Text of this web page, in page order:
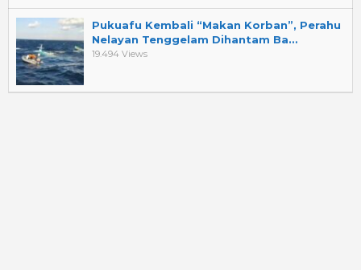
Pukuafu Kembali “Makan Korban”, Perahu
Nelayan Tenggelam Dihantam Ba…
19.494 Views